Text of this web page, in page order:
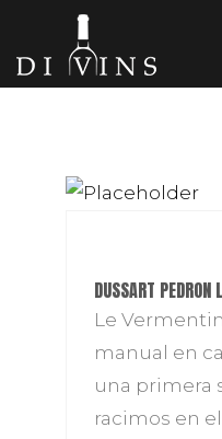
DUSSART PEDRON
Le
manual en
una primera
racimos en